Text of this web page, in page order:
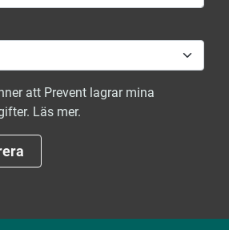
att Prevent lagrar mina
Läs mer.